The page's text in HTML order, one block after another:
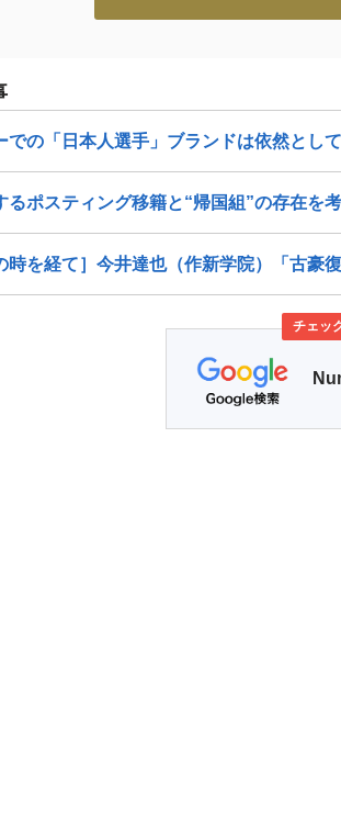
での「日本人選手」ブランドは依然とし
るポスティング移籍と“帰国組”の存在を考
時を経て］今井達也（作新学院）「古豪
チェッ